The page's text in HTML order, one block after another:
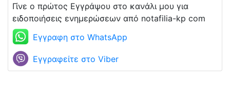
Γίνε ο πρώτος Εγγράψου στο κανάλι μου για
ειδοποιήσεις ενημερώσεων από notafilia-kp com
Εγγραφη στο WhatsApp
Εγγραφείτε στο Viber